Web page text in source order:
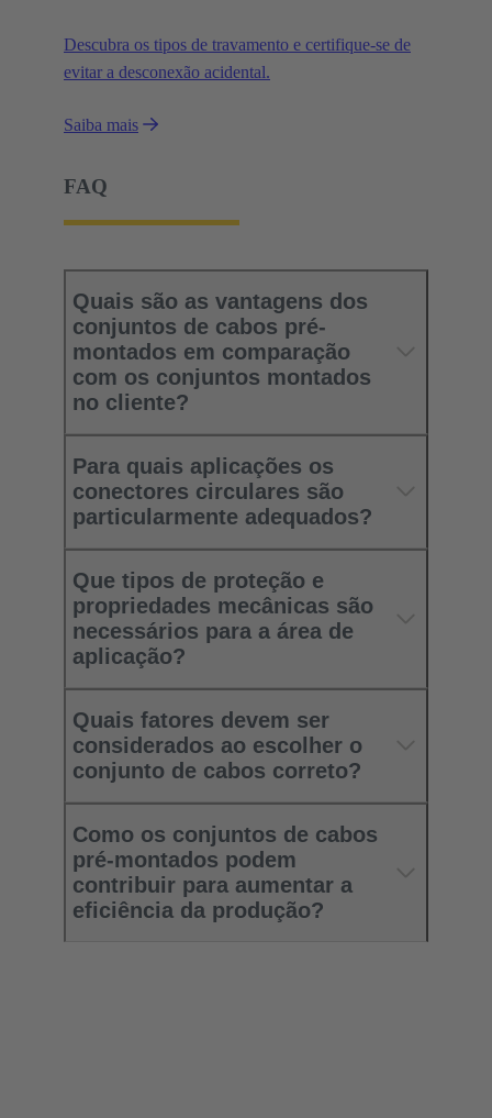
Descubra os tipos de travamento e certifique-se de
evitar a desconexão acidental.
Saiba mais
FAQ
Quais são as vantagens dos
conjuntos de cabos pré-
montados em comparação
com os conjuntos montados
no cliente?
Para quais aplicações os
conectores circulares são
particularmente adequados?
Que tipos de proteção e
propriedades mecânicas são
necessários para a área de
aplicação?
Quais fatores devem ser
considerados ao escolher o
conjunto de cabos correto?
Como os conjuntos de cabos
pré-montados podem
contribuir para aumentar a
eficiência da produção?